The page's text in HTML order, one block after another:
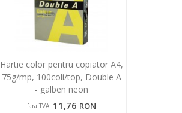
Hartie color pentru copiator A4,
75g/mp, 100coli/top, Double A
- galben neon
fara TVA: 11,76 RON